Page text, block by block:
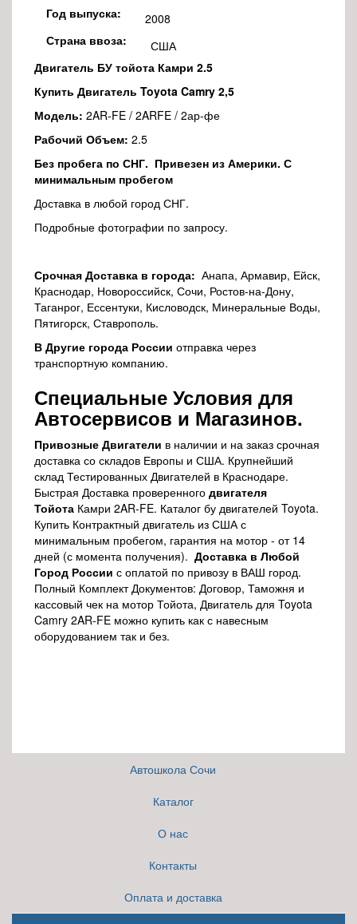
Год выпуска:
2008
Страна ввоза:
США
Двигатель БУ тойота Камри 2.5
Купить Двигатель Toyota Camry 2,5
Модель: 2AR-FE / 2ARFE / 2ар-фе
Рабочий Объем: 2.5
Без пробега по СНГ. Привезен из Америки. С
минимальным пробегом
Доставка в любой город СНГ.
Подробные фотографии по запросу.
Срочная Доставка в города: Анапа, Армавир, Ейск,
Краснодар, Новороссийск, Сочи, Ростов-на-Дону,
Таганрог, Ессентуки, Кисловодск, Минеральные Воды,
Пятигорск, Ставрополь.
В Другие города России отправка через
транспортную компанию.
Специальные Условия для
Автосервисов и Магазинов.
Привозные Двигатели в наличии и на заказ срочная
доставка со складов Европы и США. Крупнейший
склад Тестированных Двигателей в Краснодаре.
Быстрая Доставка проверенного двигателя
Тойота Камри 2AR-FE. Каталог бу двигателей Toyota.
Купить Контрактный двигатель из США с
минимальным пробегом, гарантия на мотор - от 14
дней (с момента получения). Доставка в Любой
Город России с оплатой по привозу в ВАШ город.
Полный Комплект Документов: Договор, Таможня и
кассовый чек на мотор Тойота, Двигатель для Toyota
Camry 2AR-FE можно купить как с навесным
оборудованием так и без.
Автошкола Сочи
Каталог
О нас
Контакты
Оплата и доставка